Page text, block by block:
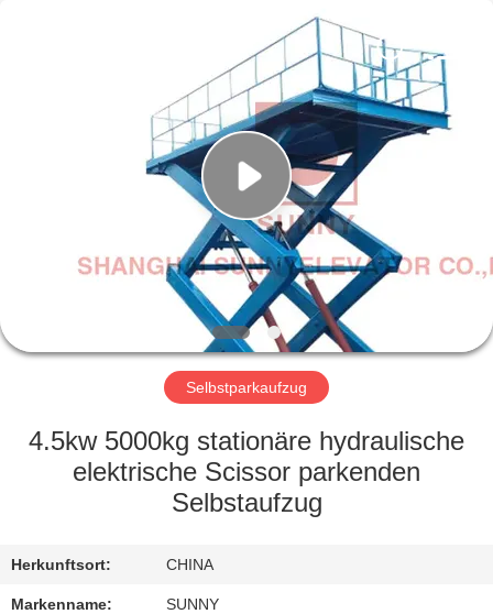
PRODUKTE
VIDEOS
ÜBER
UNS
FABRIK-
AUSFLUG
TRETEN
Selbstparkaufzug
4.5kw 5000kg stationäre hydraulische
elektrische Scissor parkenden
Selbstaufzug
Herkunftsort: CHINA
Markenname: SUNNY